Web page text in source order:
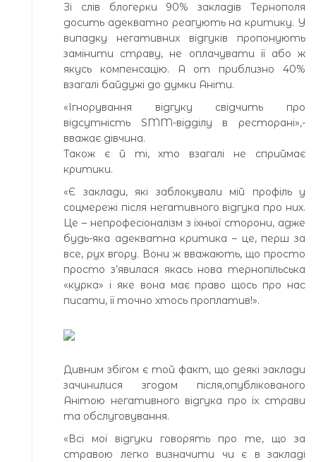
Зі слів блогерки 90% закладів Тернополя
досить адекватно реагують на критику. У
випадку негативних відгуків пропонують
замінити страву, не оплачувати її або ж
якусь компенсацію. А от приблизно 40%
взагалі байдужі до думки Аніти.
«Ігнорування відгуку свідчить про
відсутність SMM-відділу в ресторані»,-
вважає дівчина.
Також є й ті, хто взагалі не сприймає
критики.
«Є заклади, які заблокували мій профіль у
соцмережі після негативного відгука про них.
Це – непрофесіоналізм з їхньої сторони, адже
будь-яка адекватна критика – це, перш за
все, рух вгору. Вони ж вважають, що просто
просто з’явилася якась нова тернопільська
«курка» і яке вона має право щось про нас
писати, її точно хтось проплатив!».
Дивним збігом є той факт, що деякі заклади
зачинилися згодом після,опублікованого
Анітою негативного відгука про їх страви
та обслуговування.
«Всі мої відгуки говорять про те, що за
стравою легко визначити чи є в закладі